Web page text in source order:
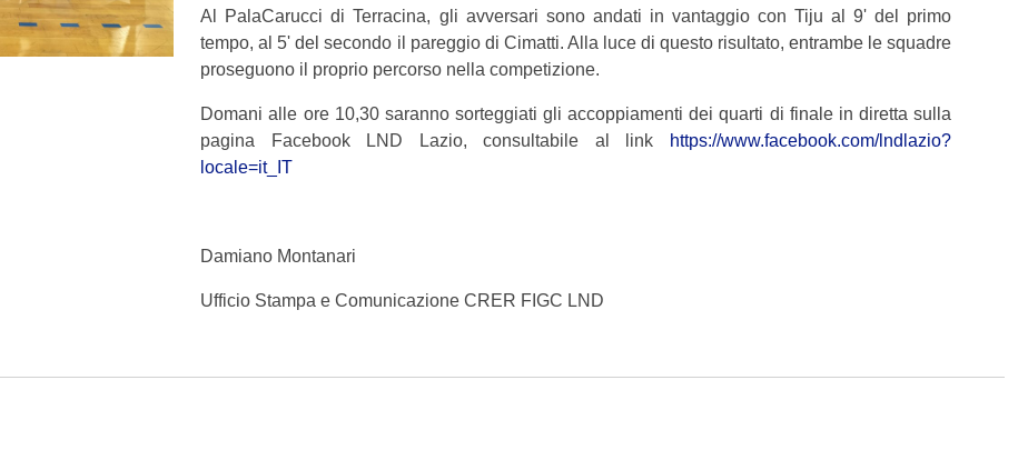
Al PalaCarucci di Terracina, gli avversari sono andati in vantaggio con Tiju al 9' del primo
tempo, al 5' del secondo il pareggio di Cimatti. Alla luce di questo risultato, entrambe le squadre
proseguono il proprio percorso nella competizione.
Domani alle ore 10,30 saranno sorteggiati gli accoppiamenti dei quarti di finale in diretta sulla
pagina Facebook LND Lazio, consultabile al link
https://www.facebook.com/lndlazio?
locale=it_IT
Damiano Montanari
Ufficio Stampa e Comunicazione CRER FIGC LND